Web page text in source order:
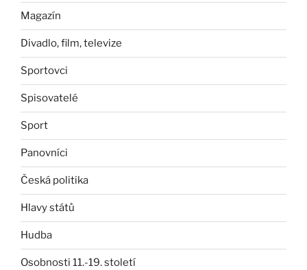
Magazín
Divadlo, film, televize
Sportovci
Spisovatelé
Sport
Panovníci
Česká politika
Hlavy států
Hudba
Osobnosti 11.-19. století